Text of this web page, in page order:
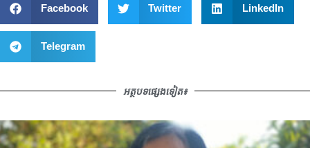
Facebook Twitter LinkedIn
Telegram
អត្ថបទផ្សេងទៀត៖